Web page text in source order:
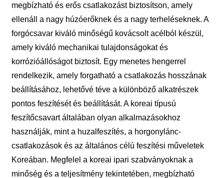
megbízható és erős csatlakozást biztosítson, amely
ellenáll a nagy húzóerőknek és a nagy terheléseknek. A
forgócsavar kiváló minőségű kovácsolt acélból készül,
amely kiváló mechanikai tulajdonságokat és
korrózióállóságot biztosít. Egy menetes hengerrel
rendelkezik, amely forgatható a csatlakozás hosszának
beállításához, lehetővé téve a különböző alkatrészek
pontos feszítését és beállítását. A koreai típusú
feszítőcsavart általában olyan alkalmazásokhoz
használják, mint a huzalfeszítés, a horgonylánc-
csatlakozások és az általános célú feszítési műveletek
Koreában. Megfelel a koreai ipari szabványoknak a
minőség és a teljesítmény tekintetében, megbízható